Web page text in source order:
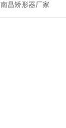
南昌矫形器厂家